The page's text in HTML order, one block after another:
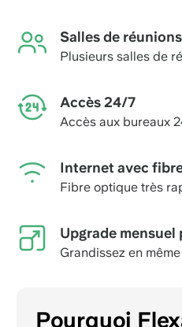
Salles de
Plusieurs salles de
Accès 24/7
Accès aux bureaux
Internet avec
Fibre optique très
Upgrade mensuel
Grandissez en
Pourquoi